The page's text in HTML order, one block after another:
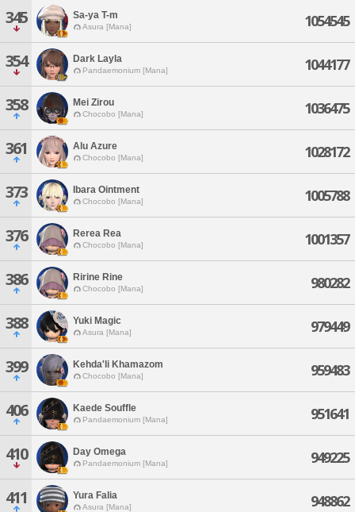
345 Sa-ya T-m
Asura [Mana] 1054545
354 Dark Layla
Pandaemonium [Mana] 1044177
358 Mei Zirou
Chocobo [Mana] 1036475
361 Alu Azure
Chocobo [Mana] 1028172
373 Ibara Ointment
Chocobo [Mana] 1005788
376 Rerea Rea
Chocobo [Mana] 1001357
386 Ririne Rine
Chocobo [Mana] 980282
388 Yuki Magic
Asura [Mana] 979449
399 Kehda'li Khamazom
Chocobo [Mana] 959483
406 Kaede Souffle
Pandaemonium [Mana] 951641
410 Day Omega
Pandaemonium [Mana] 949225
411 Yura Falia
Asura [Mana] 948862